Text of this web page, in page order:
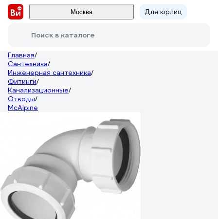
Москва Для юрлиц
Поиск в каталоге
Главная/
Сантехника/
Инженерная сантехника/
Фитинги/
Канализационные/
Отводы/
McAlpine